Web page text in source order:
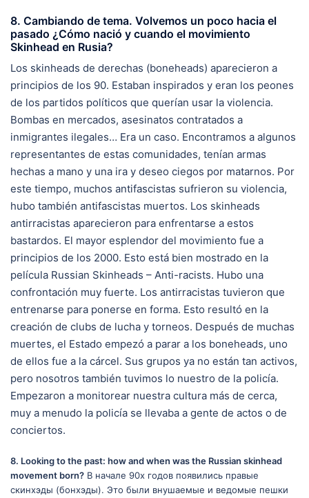
8. Cambiando de tema. Volvemos un poco hacia el
pasado ¿Cómo nació y cuando el movimiento
Skinhead en Rusia?
Los skinheads de derechas (boneheads) aparecieron a
principios de los 90. Estaban inspirados y eran los peones
de los partidos políticos que querían usar la violencia.
Bombas en mercados, asesinatos contratados a
inmigrantes ilegales… Era un caso. Encontramos a algunos
representantes de estas comunidades, tenían armas
hechas a mano y una ira y deseo ciegos por matarnos. Por
este tiempo, muchos antifascistas sufrieron su violencia,
hubo también antifascistas muertos. Los skinheads
antirracistas aparecieron para enfrentarse a estos
bastardos. El mayor esplendor del movimiento fue a
principios de los 2000. Esto está bien mostrado en la
película Russian Skinheads – Anti-racists. Hubo una
confrontación muy fuerte. Los antirracistas tuvieron que
entrenarse para ponerse en forma. Esto resultó en la
creación de clubs de lucha y torneos. Después de muchas
muertes, el Estado empezó a parar a los boneheads, uno
de ellos fue a la cárcel. Sus grupos ya no están tan activos,
pero nosotros también tuvimos lo nuestro de la policía.
Empezaron a monitorear nuestra cultura más de cerca,
muy a menudo la policía se llevaba a gente de actos o de
conciertos.
8. Looking to the past: how and when was the Russian skinhead
movement born? В начале 90х годов появились правые
скинхэды (бонхэды). Это были внушаемые и ведомые пешки